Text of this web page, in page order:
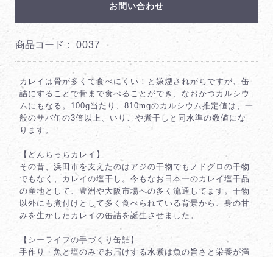
お問い合わせ
商品コード： 0037
カレイは骨が多くて食べにくい！と嫌煙されがちですが、缶
詰にすることで骨まで食べることができ、なおかつカルシウ
ムにもなる。100g当たり、810mgのカルシウム推定値は、一
般のサバ缶の3倍以上、いりこや煮干しと同水準の数値にな
ります。
【どんちっちカレイ】
その昔、浜田市を支えたのはアジの干物でもノドグロの干物
でもなく、カレイの塩干し。今もなお日本一のカレイ塩干品
の産地として、豊洲や大阪市場への多く流通してます。干物
以外にも煮付けとして多く食べられている背景から、身の甘
みを生かしたカレイの缶詰を誕生させました。
【シーライフの手づくり缶詰】
手作り・魚と塩のみでお届けする水煮は魚の旨さと栄養が満